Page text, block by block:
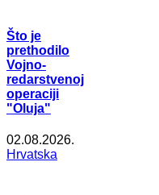
Što je
prethodilo
Vojno-
redarstvenoj
operaciji
"Oluja"
02.08.2026.
Hrvatska